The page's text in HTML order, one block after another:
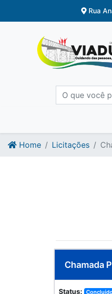
Ir para o fim do conteúdo
Rua
Home Licitações
Chamada
Status: